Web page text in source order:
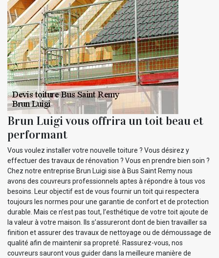
Brun Luigi vous offrira un toit beau et
performant
Vous voulez installer votre nouvelle toiture ? Vous désirez y
effectuer des travaux de rénovation ? Vous en prendre bien soin ?
Chez notre entreprise Brun Luigi sise à Bus Saint Remy nous
avons des couvreurs professionnels aptes à répondre à tous vos
besoins. Leur objectif est de vous fournir un toit qui respectera
toujours les normes pour une garantie de confort et de protection
durable. Mais ce n’est pas tout, l’esthétique de votre toit ajoute de
la valeur à votre maison. Ils s’assureront dont de bien travailler sa
finition et assurer des travaux de nettoyage ou de démoussage de
qualité afin de maintenir sa propreté. Rassurez-vous, nos
couvreurs sauront vous guider dans la meilleure manière de